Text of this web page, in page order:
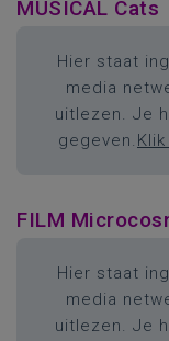
MUSICAL Cats
Hier staat
media
uitlezen. Je
gegeven.
FILM
Hier staat
media
uitlezen. Je